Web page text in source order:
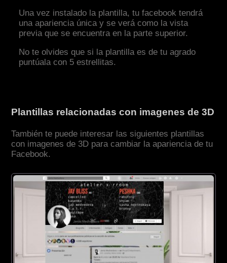
Una vez instalado la plantilla, tu facebook tendrá
una apariencia única y se verá como la vista
previa que se encuentra en la parte superior.
No te olvides que si la plantilla es de tu agrado
puntúala con 5 estrellitas.
Plantillas relacionadas con imagenes de 3D
También te puede interesar las siguientes plantillas
con imagenes de 3D para cambiar la apariencia de tu
Facebook.